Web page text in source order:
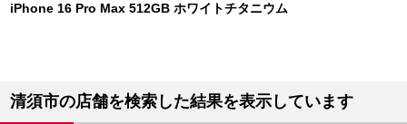
iPhone 16 Pro Max 512GB ホワイトチタニウム
清須市の店舗を検索した結果を表示しています